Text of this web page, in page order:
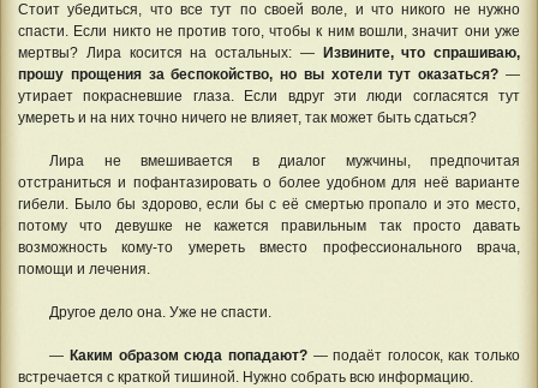
Стоит убедиться, что все тут по своей воле, и что никого не нужно
спасти. Если никто не против того, чтобы к ним вошли, значит они уже
мертвы? Лира косится на остальных: —Извините, что спрашиваю,
прошу прощения за беспокойство, но вы хотели тут оказаться? —
утирает покрасневшие глаза. Если вдруг эти люди согласятся тут
умереть и на них точно ничего не влияет, так может быть сдаться?
Лира не вмешивается в диалог мужчины, предпочитая
отстраниться и пофантазировать о более удобном для неё варианте
гибели. Было бы здорово, если бы с её смертью пропало и это место,
потому что девушке не кажется правильным так просто давать
возможность кому-то умереть вместо профессионального врача,
помощи и лечения.
Другое дело она. Уже не спасти.
— Каким образом сюда попадают?— подаёт голосок, как только
встречается с краткой тишиной. Нужно собрать всю информацию.